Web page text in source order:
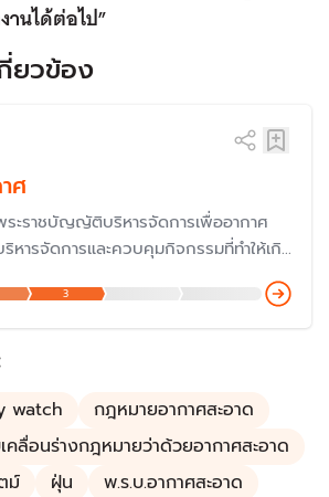
านได้ต่อไป”
ยวข้อง
ศ
ะราชบัญญัติบริหารจัดการเพื่ออากาศ
หารจัดการและควบคุมกิจกรรมที่ทำให้เกิด
ทุกมิติ โดยเฉพาะปัญหาฝุ่น PM 2.5 ไฟป่า
ไทย โดยมีการเสนอถึง 7 ร่างให้สภาผู้
3
watch
กฎหมายอากาศสะอาด
คลื่อนร่างกฎหมายว่าด้วยอากาศสะอาด
ม์
ฝุ่น
พ.ร.บ.อากาศสะอาด